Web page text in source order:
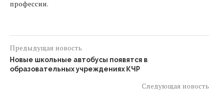
профессии.
Предыдущая новость
Новые школьные автобусы появятся в
образовательных учреждениях КЧР
Следующая новость